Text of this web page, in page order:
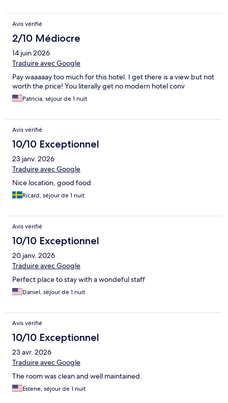
Avis vérifié
2/10 Médiocre
14 juin 2026
Traduire avec Google
Pay waaaaay too much for this hotel. I get there is a view but not
worth the price! You literally get no modern hotel conv
Patricia, séjour de 1 nuit
Avis vérifié
10/10 Exceptionnel
23 janv. 2026
Traduire avec Google
Nice location, good food
Ricard, séjour de 1 nuit
Avis vérifié
10/10 Exceptionnel
20 janv. 2026
Traduire avec Google
Perfect place to stay with a wondeful staff
Daniel, séjour de 1 nuit
Avis vérifié
10/10 Exceptionnel
23 avr. 2026
Traduire avec Google
The room was clean and well maintained.
Estene, séjour de 1 nuit